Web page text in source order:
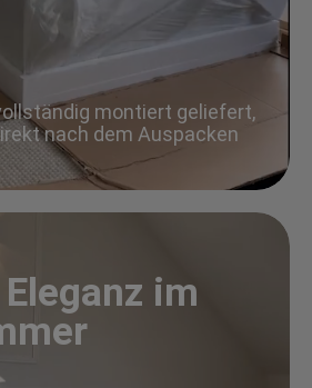
montiert geliefert,
nach dem Auspacken
im